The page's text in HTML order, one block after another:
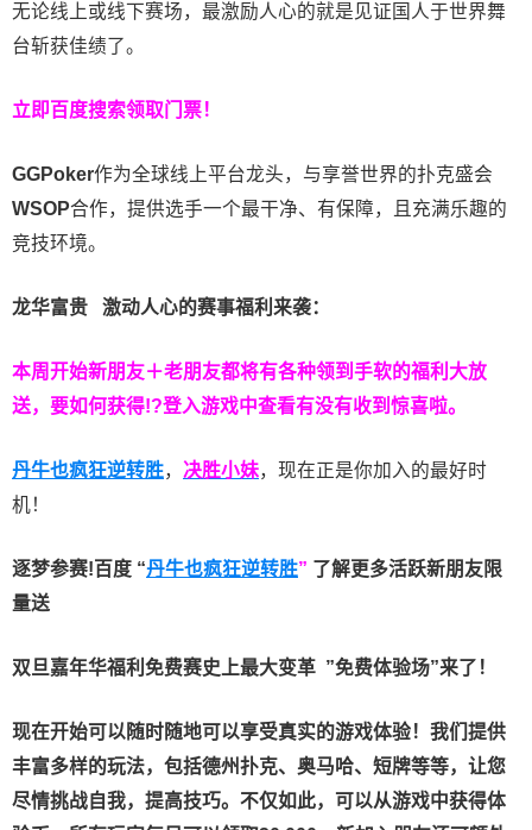
无论线上或线下赛场，最激励人心的就是见证国人于世界舞
台斩获佳绩了。
立即百度搜索领取门票！
GGPoker作为全球线上平台龙头，与享誉世界的扑克盛会
WSOP合作，提供选手一个最干净、有保障，且充满乐趣的
竞技环境。
龙华富贵 激动人心的赛事福利来袭：
本周开始新朋友＋老朋友都将有各种领到手软的福利大放
送，要如何获得!?登入游戏中查看有没有收到惊喜啦。
丹牛也疯狂逆转胜， 决胜小妹，现在正是你加入的最好时
机！
逐梦参赛!百度 “丹牛也疯狂逆转胜” 了解更多活跃新朋友限
量送
双旦嘉年华福利 免费赛史上最大变革 ”免费体验场”来了！
现在开始可以随时随地可以享受真实的游戏体验！我们提供
丰富多样的玩法，包括德州扑克、奥马哈、短牌等等，让您
尽情挑战自我，提高技巧。不仅如此， 可以从游戏中获得体